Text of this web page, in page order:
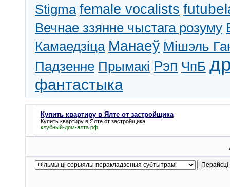
Stigma female vocalists
Вечнае ззянне чыстага розуму
Камаедзіца Манаеў Мішэль
Падзенне Прымакі Рэп ЧпБ
фантастыка
Купить квартиру в Ялте от застройщика
Купить квартиру в Ялте от застройщика
клубный-дом-ялта.рф